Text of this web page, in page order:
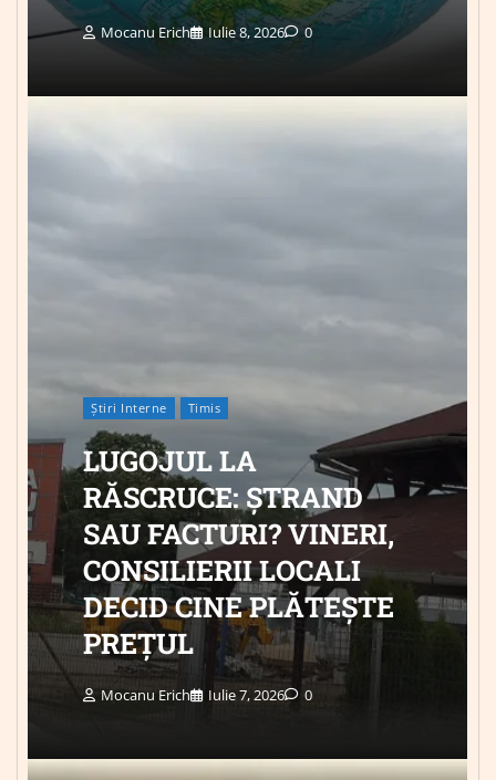
Mocanu Erich Iulie 8, 2026 0
Știri Interne Timis
LUGOJUL LA
RĂSCRUCE: ȘTRAND
SAU FACTURI? VINERI,
CONSILIERII LOCALI
DECID CINE PLĂTEȘTE
PREȚUL
Mocanu Erich Iulie 7, 2026 0